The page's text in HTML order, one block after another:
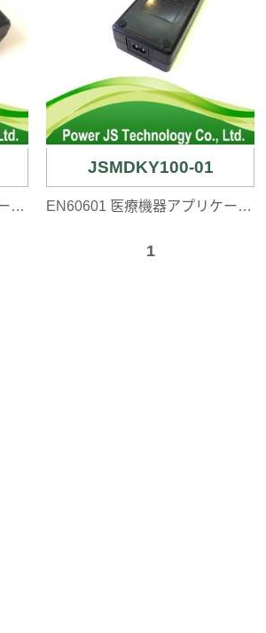
EN60601 医療機器アプリケーションの電源...
JSMDKY100-01
EN60601 医療機器アプリケーションの電源...
1